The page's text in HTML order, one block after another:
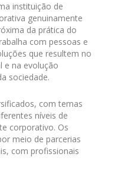
instituição de
genuinamente
da prática do
com pessoas e
que resultem no
e na evolução
sociedade.
com temas
níveis de
corporativo. Os
meio de parcerias
com profissionais